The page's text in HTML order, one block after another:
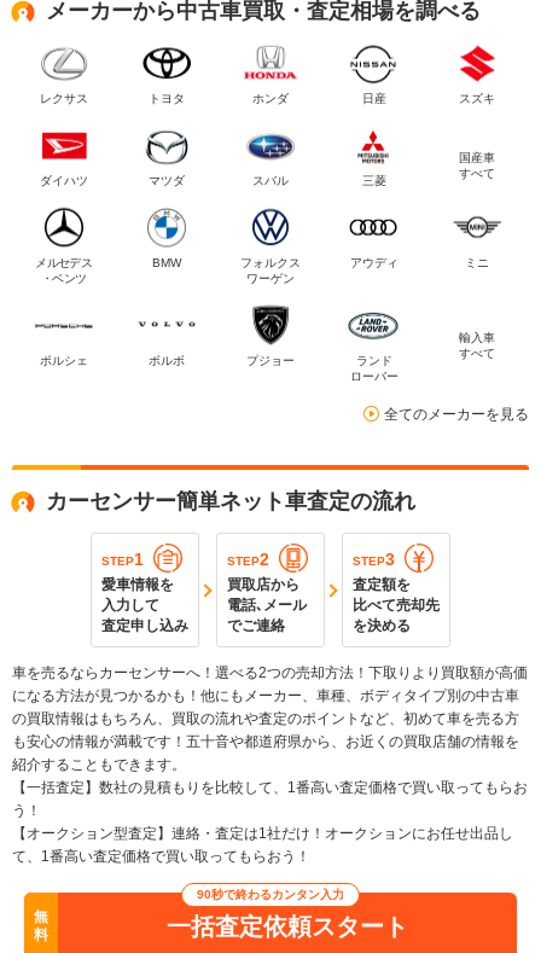
メーカーから中古車買取・査定相場を調べる
レクサス トヨタ ホンダ 日産 スズキ
ダイハツ マツダ スバル 三菱
国産車
すべて
メルセデス
・ベンツ
BMW
フォルクス
ワーゲン
アウディ ミニ
ポルシェ ボルボ プジョー
ランド
ローバー
輸入車
すべて
全てのメーカーを見る
カーセンサー簡単ネット車査定の流れ
STEP1
愛車情報を
入力して
査定申し込み
STEP2
買取店から
電話､メール
でご連絡
STEP3
査定額を
比べて売却先
を決める
車を売るならカーセンサーへ！選べる2つの売却方法！下取りより買取額が高価
になる方法が見つかるかも！他にもメーカー、車種、ボディタイプ別の中古車
の買取情報はもちろん、買取の流れや査定のポイントなど、初めて車を売る方
も安心の情報が満載です！五十音や都道府県から、お近くの買取店舗の情報を
紹介することもできます。
【一括査定】数社の見積もりを比較して、1番高い査定価格で買い取ってもらお
う！
【オークション型査定】連絡・査定は1社だけ！オークションにお任せ出品し
て、1番高い査定価格で買い取ってもらおう！
無
料
90秒で終わるカンタン入力
一括査定依頼スタート